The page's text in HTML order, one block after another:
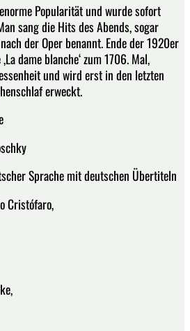
Popularität und wurde sofort
sang die Hits des Abends, sogar
der Oper benannt. Ende der 1920er
dame blanche‘ zum 1706. Mal,
und wird erst in den letzten
erweckt.
Sprache mit deutschen Übertiteln
Cristófaro,